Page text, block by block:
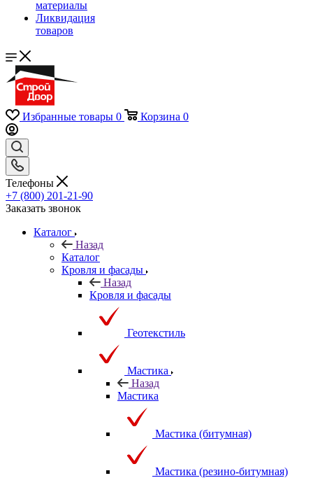
материалы
Ликвидация
товаров
Избранные товары 0 Корзина 0
Телефоны
+7 (800) 201-21-90
Заказать звонок
Каталог
Назад
Каталог
Кровля и фасады
Назад
Кровля и фасады
Геотекстиль
Мастика
Назад
Мастика
Мастика (битумная)
Мастика (резино-битумная)